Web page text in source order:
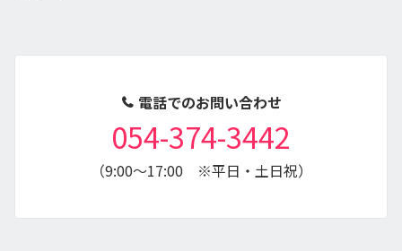
電話でのお問い合わせ
054-374-3442
（9:00～17:00 ※平日・土日祝）